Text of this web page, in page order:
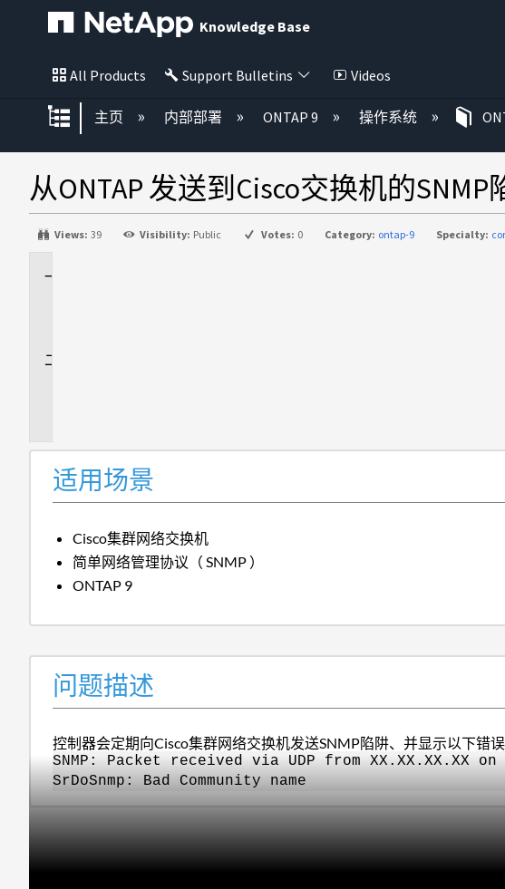
Knowledge Base
All Products Support Bulletins Videos
扩展/隐缩全局层次
主页 内部部署 ONTAP 9 操作系统
从ONTAP 发送到Cisco交换机的
Views: 39 Visibility: Public Votes: 0 Category: ontap-9 Specialty:
适用场景
Cisco集群网络交换机
简单网络管理协议（ SNMP ）
ONTAP 9
问题描述
控制器会定期向Cisco集群网络交换机发送SNMP陷阱、并显示以下错误
SNMP: Packet received via UDP from
SrDoSnmp: Bad Community name